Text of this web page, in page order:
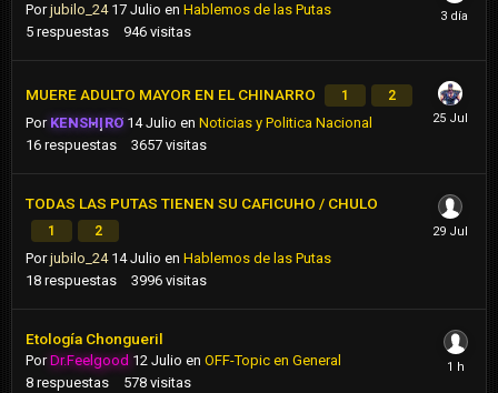
Porjubilo_24 17 Julio en Hablemos de las Putas
5 respuestas 946 visitas
MUERE ADULTO MAYOR EN EL CHINARRO 1 2
Por KENSHIRO 14 Julio enNoticias y Politica Nacional
16 respuestas 3657 visitas
TODAS LAS PUTAS TIENEN SU CAFICUHO / CHULO
1 2
Porjubilo_24 14 Julio en Hablemos de las Putas
18 respuestas 3996 visitas
Etología Chongueril
PorDr.Feelgood 12 Julio en OFF-Topic en General
8 respuestas 578 visitas